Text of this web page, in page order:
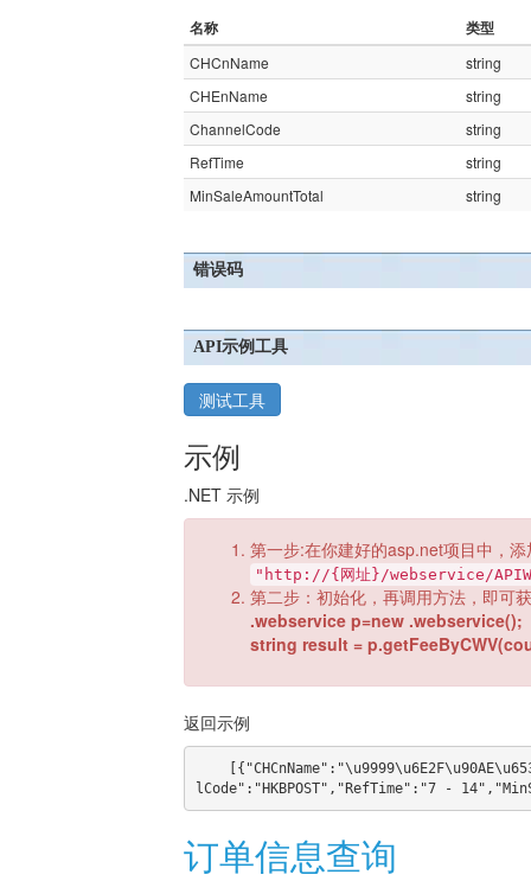
名称 类型
CHCnName
string
CHEnName
string
ChannelCode
string
RefTime
string
MinSaleAmountTotal
string
错误码
API示例工具
测试工具
示例
.NET 示例
第一步:在你建好的asp.net项目中，
"http://{网址}/webservice/
第二步：初始化，再调用方法，即可
.webservice p=new .webservice();
string result =
返回示例
订单信息查询